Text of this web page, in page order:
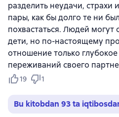
разделить неудачи,
пары, как бы долго те ни
похвастаться. Людей могут
дети, но по-настоящему
отношение только
переживаний своего
19 1
Bu kitobdan 93 ta